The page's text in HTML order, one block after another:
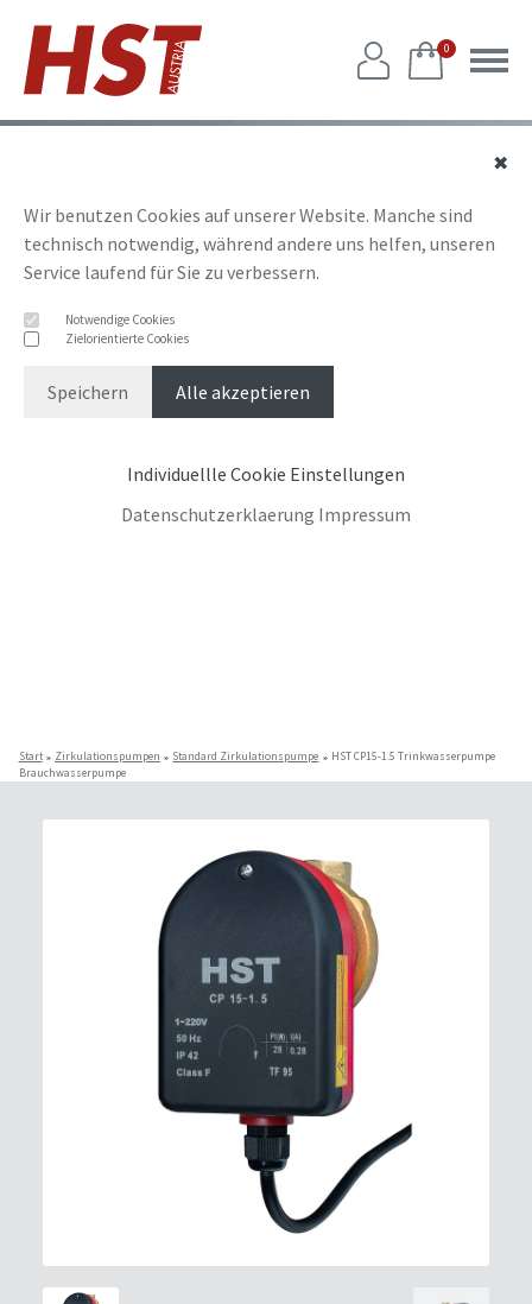
✖
Wir benutzen Cookies auf unserer Website. Manche sind
technisch notwendig, während andere uns helfen, unseren
Service laufend für Sie zu verbessern.
Notwendige Cookies
Zielorientierte Cookies
Speichern Alle akzeptieren
Individuellle Cookie Einstellungen
Datenschutzerklaerung Impressum
0
Start Zirkulationspumpen Standard Zirkulationspumpe
HST CP15-1.5 Trinkwasserpumpe
Brauchwasserpumpe